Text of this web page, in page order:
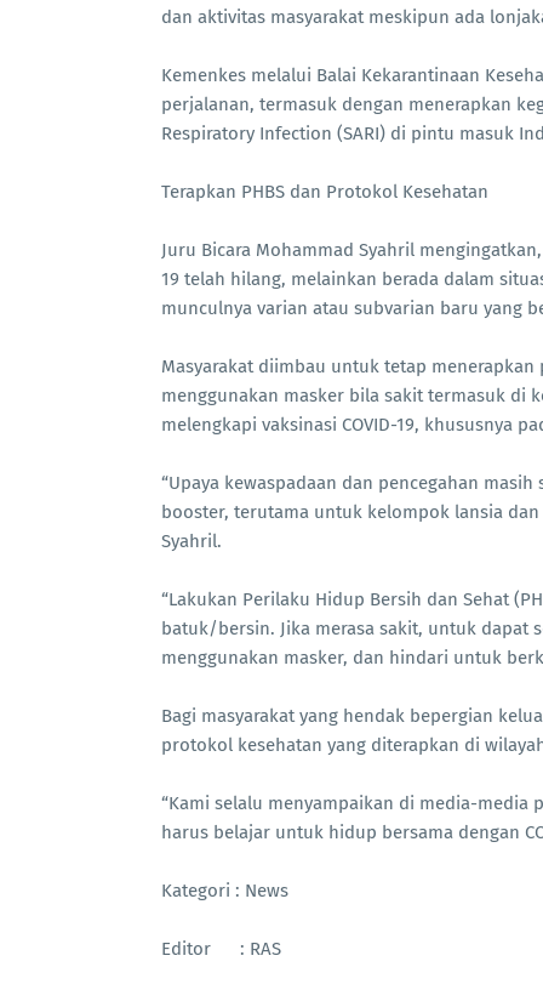
dan aktivitas masyarakat meskipun ada
Kemenkes melalui Balai Kekarantinaan
perjalanan, termasuk dengan menerapkan
Respiratory Infection (SARI) di pintu masuk
Terapkan PHBS dan Protokol Kesehatan
Juru Bicara Mohammad Syahril
19 telah hilang, melainkan berada dalam
munculnya varian atau subvarian baru yang
Masyarakat diimbau untuk tetap
menggunakan masker bila sakit termasuk di
melengkapi vaksinasi COVID-19, khususnya
“Upaya kewaspadaan dan pencegahan
booster, terutama untuk kelompok lansia
Syahril.
“Lakukan Perilaku Hidup Bersih dan Sehat
batuk/bersin. Jika merasa sakit, untuk dapat
menggunakan masker, dan hindari untuk
Bagi masyarakat yang hendak bepergian
protokol kesehatan yang diterapkan di
“Kami selalu menyampaikan di media-media
harus belajar untuk hidup bersama dengan
Kategori : News
Editor : RAS